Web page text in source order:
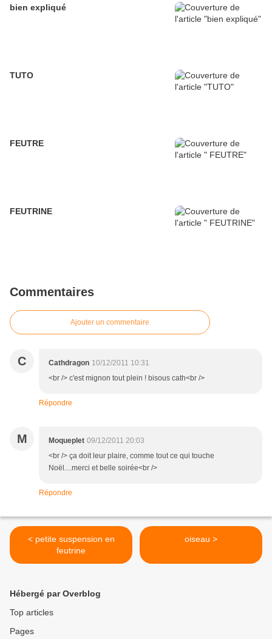
bien expliqué
TUTO
FEUTRE
FEUTRINE
Commentaires
Ajouter un commentaire
C Cathdragon 10/12/2011 10:31
<br /> c'est mignon tout plein ! bisous cath<br />
Répondre
M Moqueplet 09/12/2011 20:03
<br /> ça doit leur plaire, comme tout ce qui touche
Noël....merci et belle soirée<br />
Répondre
< petite suspension en
feutrine
oiseau >
Hébergé par Overblog
Top articles
Pages